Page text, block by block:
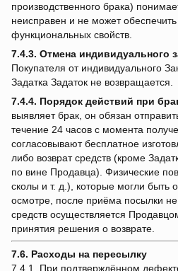
производственного брака)
неисправен и не может
функциональных свойств.
7.4.3. Отмена индивидуального
Покупателя от индивидуального
Задатка Задаток не возвращается.
7.4.4. Порядок действий при
выявляет брак, он обязан
течение 24 часов с момента
согласовывают бесплатное
либо возврат средств (кроме
по вине Продавца). Физические
сколы и т. д.), которые могли быть
осмотре, после приёма посылки
средств осуществляется
принятия решения о возврате.
7.6. Расходы на пересылку
7.4.1. При подтверждённом